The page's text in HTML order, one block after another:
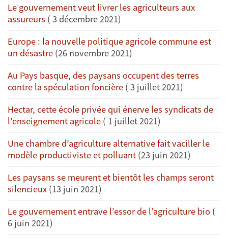
Le gouvernement veut livrer les agriculteurs aux
assureurs ( 3 décembre 2021)
Europe : la nouvelle politique agricole commune est
un désastre (26 novembre 2021)
Au Pays basque, des paysans occupent des terres
contre la spéculation foncière ( 3 juillet 2021)
Hectar, cette école privée qui énerve les syndicats de
l’enseignement agricole ( 1 juillet 2021)
Une chambre d’agriculture alternative fait vaciller le
modèle productiviste et polluant (23 juin 2021)
Les paysans se meurent et bientôt les champs seront
silencieux (13 juin 2021)
Le gouvernement entrave l’essor de l’agriculture bio (
6 juin 2021)